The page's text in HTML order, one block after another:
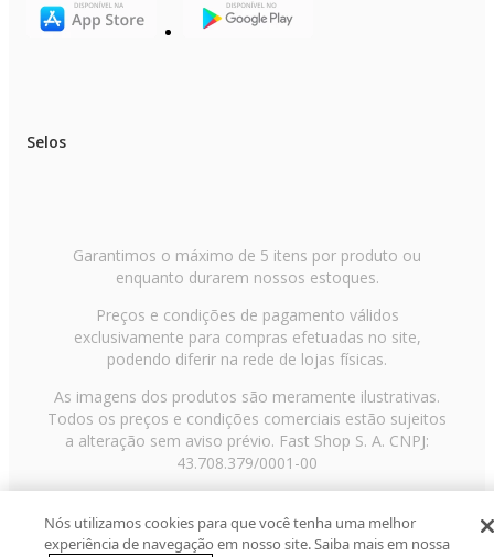
Selos
Garantimos o máximo de 5 itens por produto ou
enquanto durarem nossos estoques.
Preços e condições de pagamento válidos
exclusivamente para compras efetuadas no site,
podendo diferir na rede de lojas físicas.
As imagens dos produtos são meramente ilustrativas.
Todos os preços e condições comerciais estão sujeitos
a alteração sem aviso prévio. Fast Shop S. A. CNPJ:
43.708.379/0001-00
Paulo/SP, CEP 02029-001, Telefone: 11 3003-3728 ©
2013 Fast Shop - Todos os direitos reservadosRF
Nós utilizamos cookies para que você tenha uma melhor
experiência de navegação em nosso site. Saiba mais em nossa